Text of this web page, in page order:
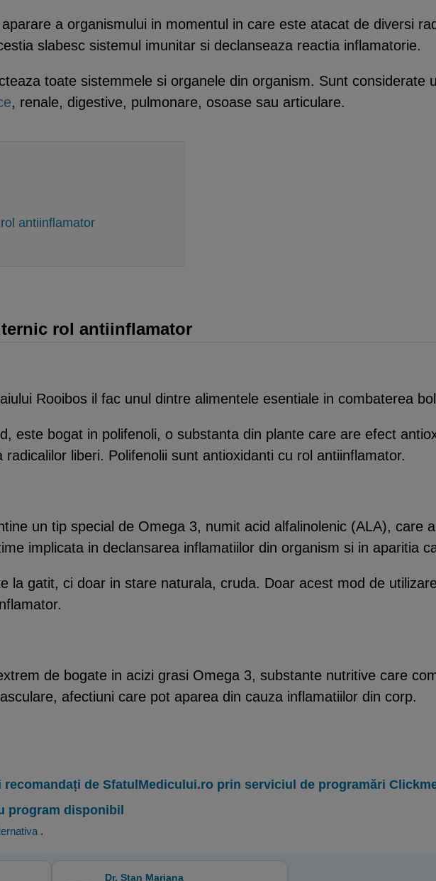
a organismului in momentul in care este atacat de diversi
slabesc sistemul imunitar si declanseaza reactia inflamatorie.
toate sistemmele si organele din organism. Sunt considerate
, renale, digestive, pulmonare, osoase sau articulare.
antiinflamator
rol antiinflamator
Rooibos il fac unul dintre alimentele esentiale in combaterea
este bogat in polifenoli, o substanta din plante care are efect
liberi. Polifenolii sunt antioxidanti cu rol antiinflamator.
un tip special de Omega 3, numit acid alfalinolenic (ALA), care
implicata in declansarea inflamatiilor din organism si in aparitia
la gatit, ci doar in stare naturala, cruda. Doar acest mod de
de bogate in acizi grasi Omega 3, substante nutritive care
afectiuni care pot aparea din cauza inflamatiilor din corp.
recomandați de SfatulMedicului.ro prin serviciul de programări
program disponibil
.
Dr. Stan Mariana